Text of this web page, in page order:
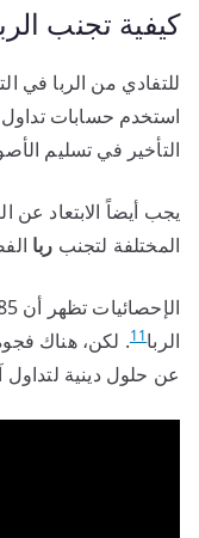
كيفية تجنب
للتفادي من الربا في
استخدم حسابات تداول
التأخير في تسليم
يجب أيضاً الابتعاد عن
المختلفة لتجنب ربا
الربا11. لكن، هناك
عن حلول دينية لتداول